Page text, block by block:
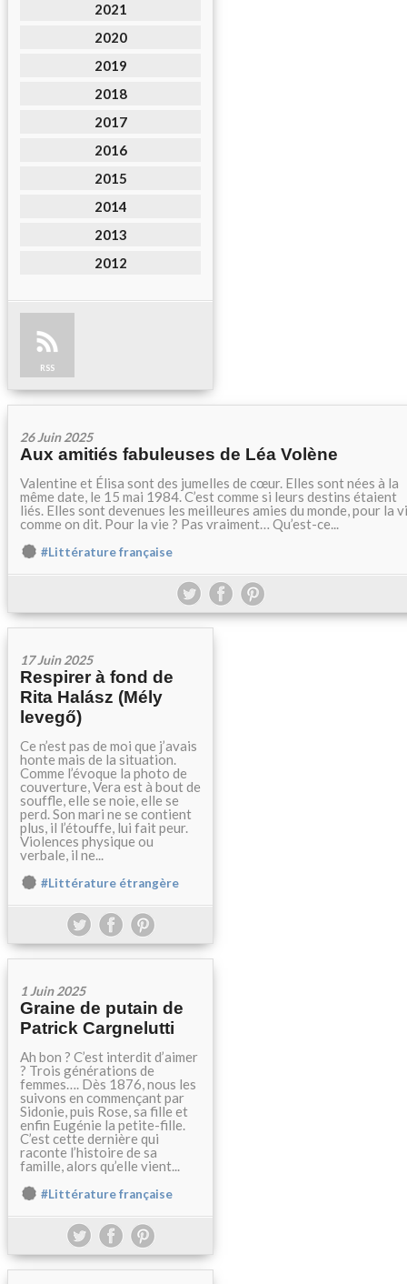
2021
2020
2019
2018
2017
2016
2015
2014
2013
2012
RSS
26 Juin 2025
Aux amitiés fabuleuses de Léa Volène
Valentine et Élisa sont des jumelles de cœur. Elles sont nées à la
même date, le 15 mai 1984. C’est comme si leurs destins étaient
liés. Elles sont devenues les meilleures amies du monde, pour la
comme on dit. Pour la vie ? Pas vraiment… Qu’est-ce...
#Littérature française
17 Juin 2025
Respirer à fond de
Rita Halász (Mély
levegő)
Ce n’est pas de moi que j’avais
honte mais de la situation.
Comme l’évoque la photo de
couverture, Vera est à bout de
souffle, elle se noie, elle se
perd. Son mari ne se contient
plus, il l’étouffe, lui fait peur.
Violences physique ou
verbale, il ne...
#Littérature étrangère
1 Juin 2025
Graine de putain de
Patrick Cargnelutti
Ah bon ? C’est interdit d’aimer
? Trois générations de
femmes…. Dès 1876, nous les
suivons en commençant par
Sidonie, puis Rose, sa fille et
enfin Eugénie la petite-fille.
C’est cette dernière qui
raconte l’histoire de sa
famille, alors qu’elle vient...
#Littérature française